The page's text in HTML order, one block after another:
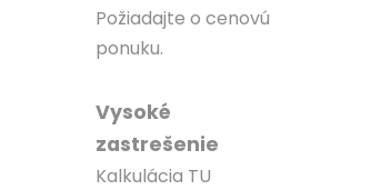
Požiadajte o cenovú
ponuku.
Vysoké
zastrešenie
Kalkulácia TU